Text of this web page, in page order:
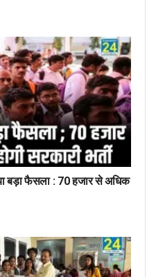
बड़ा फैसला : 70 हजार से अधिक